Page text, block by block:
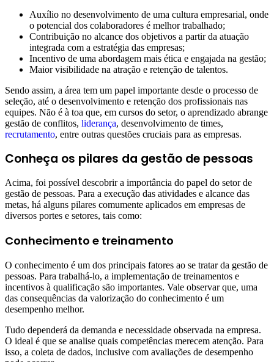
Auxílio no desenvolvimento de uma cultura empresarial, onde
o potencial dos colaboradores é melhor trabalhado;
Contribuição no alcance dos objetivos a partir da atuação
integrada com a estratégia das empresas;
Incentivo de uma abordagem mais ética e engajada na gestão;
Maior visibilidade na atração e retenção de talentos.
Sendo assim, a área tem um papel importante desde o processo de
seleção, até o desenvolvimento e retenção dos profissionais nas
equipes. Não é à toa que, em cursos do setor, o aprendizado abrange
gestão de conflitos, liderança, desenvolvimento de times,
recrutamento, entre outras questões cruciais para as empresas.
Conheça os pilares da gestão de pessoas
Acima, foi possível descobrir a importância do papel do setor de
gestão de pessoas. Para a execução das atividades e alcance das
metas, há alguns pilares comumente aplicados em empresas de
diversos portes e setores, tais como:
Conhecimento e treinamento
O conhecimento é um dos principais fatores ao se tratar da gestão de
pessoas. Para trabalhá-lo, a implementação de treinamentos e
incentivos à qualificação são importantes. Vale observar que, uma
das consequências da valorização do conhecimento é um
desempenho melhor.
Tudo dependerá da demanda e necessidade observada na empresa.
O ideal é que se analise quais competências merecem atenção. Para
isso, a coleta de dados, inclusive com avaliações de desempenho